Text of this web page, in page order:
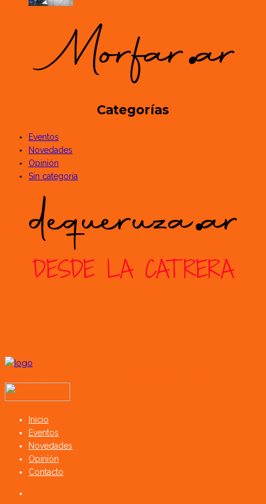
Categorías
Eventos
Novedades
Opinión
Sin categoría
Inicio
Eventos
Novedades
Opinión
Contacto